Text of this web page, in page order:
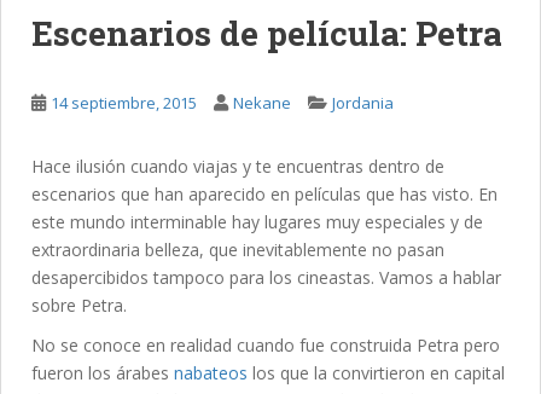
Escenarios de película: Petra
14 septiembre, 2015 Nekane Jordania
Hace ilusión cuando viajas y te encuentras dentro de
escenarios que han aparecido en películas que has visto. En
este mundo interminable hay lugares muy especiales y de
extraordinaria belleza, que inevitablemente no pasan
desapercibidos tampoco para los cineastas. Vamos a hablar
sobre Petra.
No se conoce en realidad cuando fue construida Petra pero
fueron los árabes nabateos los que la convirtieron en capital